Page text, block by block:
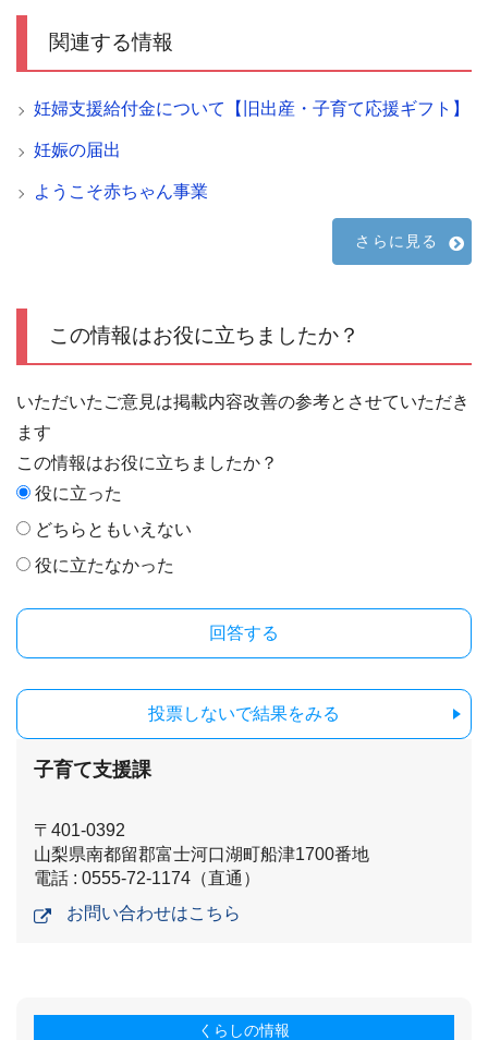
関連する情報
妊婦支援給付金について【旧出産・子育て応援ギフト】
妊娠の届出
ようこそ赤ちゃん事業
さらに見る
この情報はお役に立ちましたか？
いただいたご意見は掲載内容改善の参考とさせていただき
ます
この情報はお役に立ちましたか？
役に立った
どちらともいえない
役に立たなかった
投票しないで結果をみる
子育て支援課
〒401-0392
山梨県南都留郡富士河口湖町船津1700番地
電話 : 0555-72-1174（直通）
お問い合わせはこちら
くらしの情報